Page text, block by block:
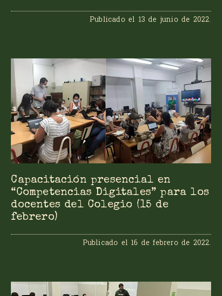
Publicado el 13 de junio de 2022.
Capacitación presencial en
“Competencias Digitales” para los
docentes del Colegio (15 de
febrero)
Publicado el 16 de febrero de 2022.